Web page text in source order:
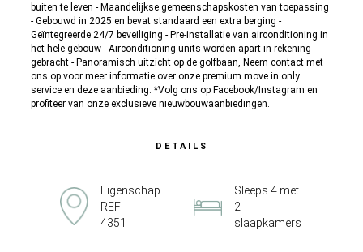
buiten te leven - Maandelijkse gemeenschapskosten van toepassing
- Gebouwd in 2025 en bevat standaard een extra berging -
Geïntegreerde 24/7 beveiliging - Pre-installatie van airconditioning in
het hele gebouw - Airconditioning units worden apart in rekening
gebracht - Panoramisch uitzicht op de golfbaan, Neem contact met
ons op voor meer informatie over onze premium move in only
service en deze aanbieding. *Volg ons op Facebook/Instagram en
profiteer van onze exclusieve nieuwbouwaanbiedingen.
DETAILS
Eigenschap
REF
4351
Sleeps 4 met
2
slaapkamers